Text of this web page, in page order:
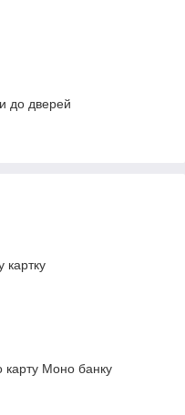
до дверей
картку
Моно банку